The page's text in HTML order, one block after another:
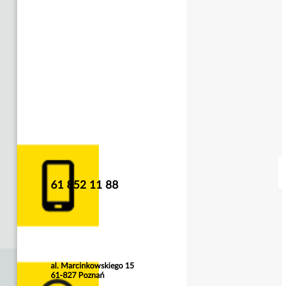
61 852 11 88
al. Marcinkowskiego 15
61-827 Poznań